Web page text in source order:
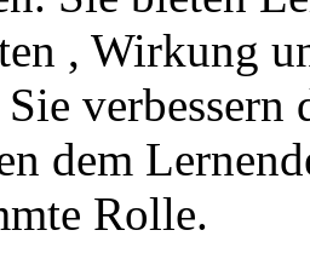
, Wirkung
dem
Rolle.